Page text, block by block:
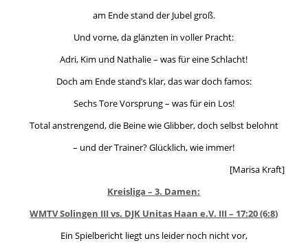
am Ende stand der Jubel groß.
Und vorne, da glänzten in voller Pracht:
Adri, Kim und Nathalie – was für eine Schlacht!
Doch am Ende stand’s klar, das war doch famos:
Sechs Tore Vorsprung – was für ein Los!
Total anstrengend, die Beine wie Glibber, doch selbst belohnt
– und der Trainer? Glücklich, wie immer!
[Marisa Kraft]
Kreisliga – 3. Damen:
WMTV Solingen III vs. DJK Unitas Haan e.V. III – 17:20 (6:8)
Ein Spielbericht liegt uns leider noch nicht vor,